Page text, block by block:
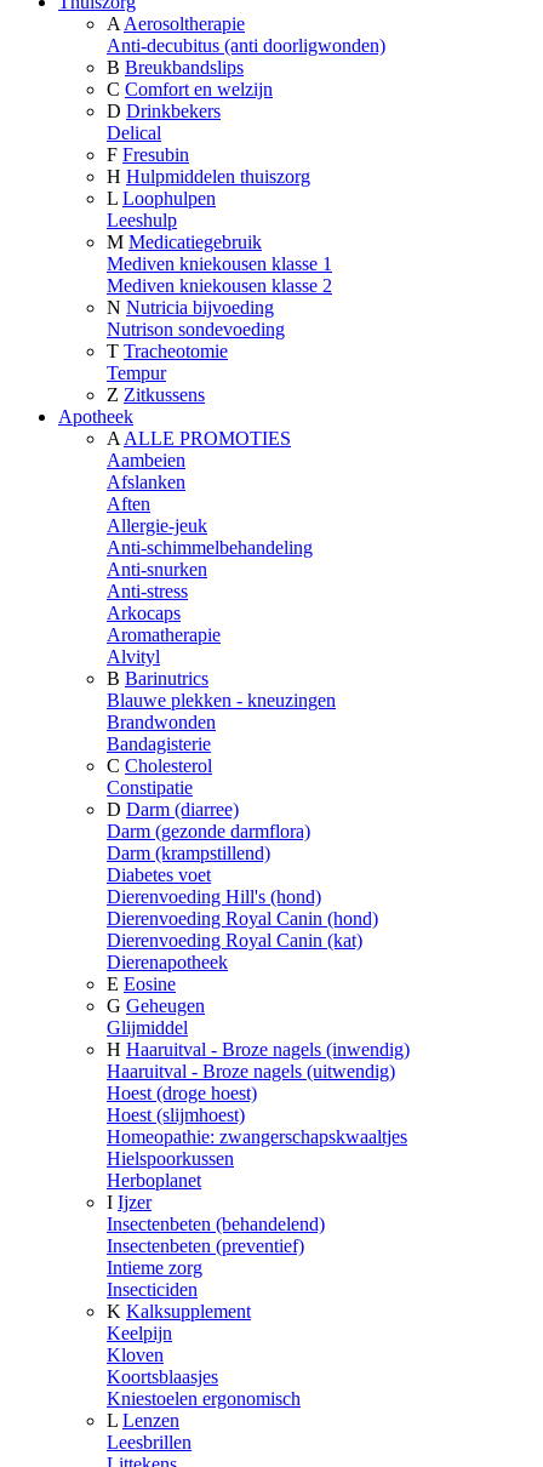
A Aerosoltherapie
Anti-decubitus (anti doorligwonden)
B Breukbandslips
C Comfort en welzijn
D Drinkbekers
Delical
F Fresubin
H Hulpmiddelen thuiszorg
L Loophulpen
Leeshulp
M Medicatiegebruik
Mediven kniekousen klasse 1
Mediven kniekousen klasse 2
N Nutricia bijvoeding
Nutrison sondevoeding
T Tracheotomie
Tempur
Z Zitkussens
Apotheek
A ALLE PROMOTIES
Aambeien
Afslanken
Aften
Allergie-jeuk
Anti-schimmelbehandeling
Anti-snurken
Anti-stress
Arkocaps
Aromatherapie
Alvityl
B Barinutrics
Blauwe plekken - kneuzingen
Brandwonden
Bandagisterie
C Cholesterol
Constipatie
D Darm (diarree)
Darm (gezonde darmflora)
Darm (krampstillend)
Diabetes voet
Dierenvoeding Hill's (hond)
Dierenvoeding Royal Canin (hond)
Dierenvoeding Royal Canin (kat)
Dierenapotheek
E Eosine
G Geheugen
Glijmiddel
H Haaruitval - Broze nagels (inwendig)
Haaruitval - Broze nagels (uitwendig)
Hoest (droge hoest)
Hoest (slijmhoest)
Homeopathie: zwangerschapskwaaltjes
Hielspoorkussen
Herboplanet
I Ijzer
Insectenbeten (behandelend)
Insectenbeten (preventief)
Intieme zorg
Insecticiden
K Kalksupplement
Keelpijn
Kloven
Koortsblaasjes
Kniestoelen ergonomisch
L Lenzen
Leesbrillen